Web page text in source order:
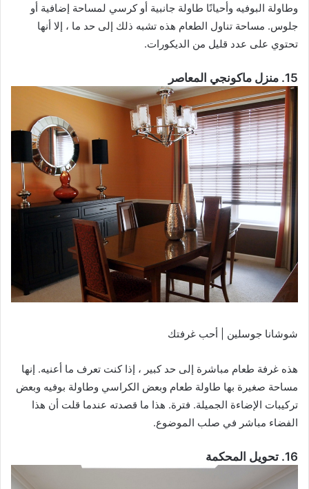
وطاولة البوفيه وأحيانًا طاولة جانبية أو كرسي لمساحة إضافية أو
جلوس. مساحة تناول الطعام هذه تشبه ذلك إلى حد ما ، إلا أنها
تحتوي على عدد قليل من الديكورات.
15. منزل ماكونجي المعاصر
شوشانا جوسلين | أحب غرفتك
هذه غرفة طعام مباشرة إلى حد كبير ، إذا كنت تعرف ما أعنيه. إنها
مساحة صغيرة بها طاولة طعام وبعض الكراسي وطاولة بوفيه وبعض
تركيبات الإضاءة الجميلة. فترة. هذا ما قصدته عندما قلت أن هذا
الفضاء مباشر في صلب الموضوع.
16. تحويل المحكمة